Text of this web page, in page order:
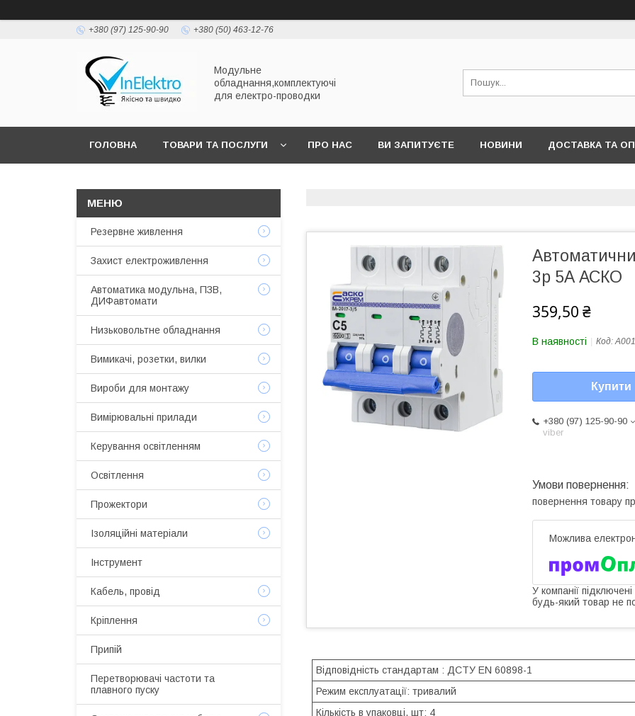
+380 (97) 125-90-90 +380 (50) 463-12-76
Модульне
обладнання,комплектуючі
для електро-проводки
ГОЛОВНА ТОВАРИ ТА ПОСЛУГИ ПРО НАС ВИ ЗАПИТУЄТЕ НОВИНИ ДОСТАВКА ТА
3р 5А АСКО
359,50 ₴
В наявності Код:
Купити
+380 (97) 125-90-90
viber
повернення товару
У компанії
будь-який товар не
Відповідність стандартам : ДСТУ EN 60898-1
Режим експлуатації: тривалий
Кількість в упаковці, шт: 4
Резервне живлення
Захист електроживлення
Автоматика модульна, ПЗВ,
ДИФавтомати
Низьковольтне обладнання
Вимикачі, розетки, вилки
Вироби для монтажу
Вимірювальні прилади
Керування освітленням
Освітлення
Прожектори
Ізоляційні матеріали
Інструмент
Кабель, провід
Кріплення
Припій
Перетворювачі частоти та
плавного пуску